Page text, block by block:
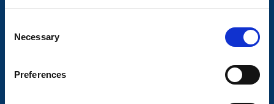
Necessary
Preferences
Om Valeryd